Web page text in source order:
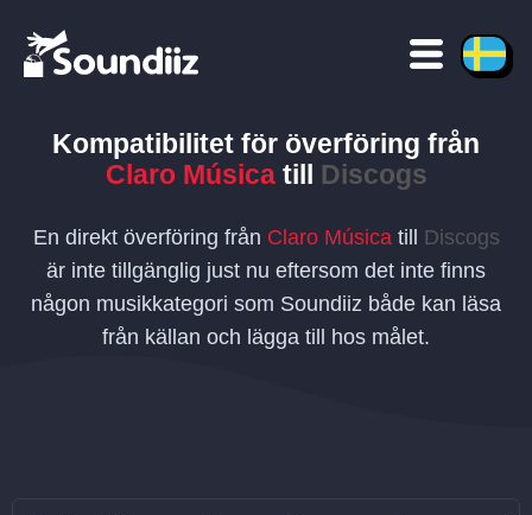
Kompatibilitet för överföring från
Claro Músicatill Discogs
En direkt överföring från Claro Músicatill Discogs
är inte tillgänglig just nu eftersom det inte finns
någon musikkategori som Soundiiz både kan läsa
från källan och lägga till hos målet.